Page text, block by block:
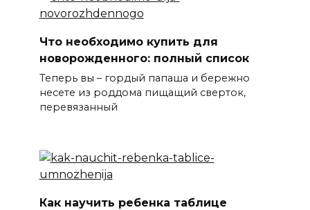
Что необходимо купить для
новорожденного: полный список
Теперь вы – гордый папаша и бережно
несете из роддома пищащий сверток,
перевязанный
Как научить ребенка таблице